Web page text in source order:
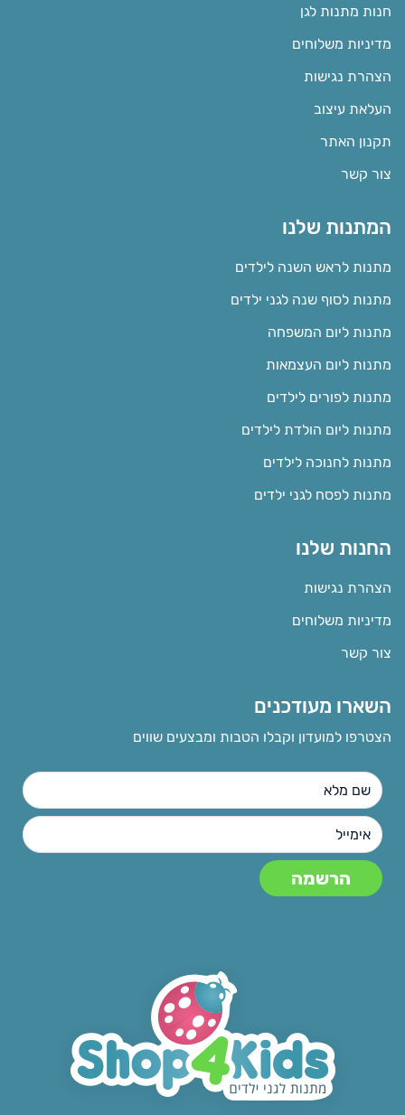
חנות מתנות לגן
מדיניות משלוחים
הצהרת נגישות
העלאת עיצוב
תקנון האתר
צור קשר
המתנות שלנו
מתנות לראש השנה לילדים
מתנות לסוף שנה לגני ילדים
מתנות ליום המשפחה
מתנות ליום העצמאות
מתנות לפורים לילדים
מתנות ליום הולדת לילדים
מתנות לחנוכה לילדים
מתנות לפסח לגני ילדים
החנות שלנו
הצהרת נגישות
מדיניות משלוחים
צור קשר
השארו מעודכנים
הצטרפו למועדון וקבלו הטבות ומבצעים שווים